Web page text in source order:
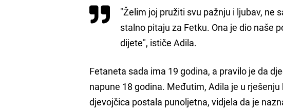
"Želim joj pružiti svu pažnju i ljubav, ne
stalno pitaju za Fetku. Ona je dio naše
dijete", ističe Adila.
Fetaneta sada ima 19 godina, a pravilo je da
napune 18 godina. Međutim, Adila je u
djevojčica postala punoljetna, vidjela da je